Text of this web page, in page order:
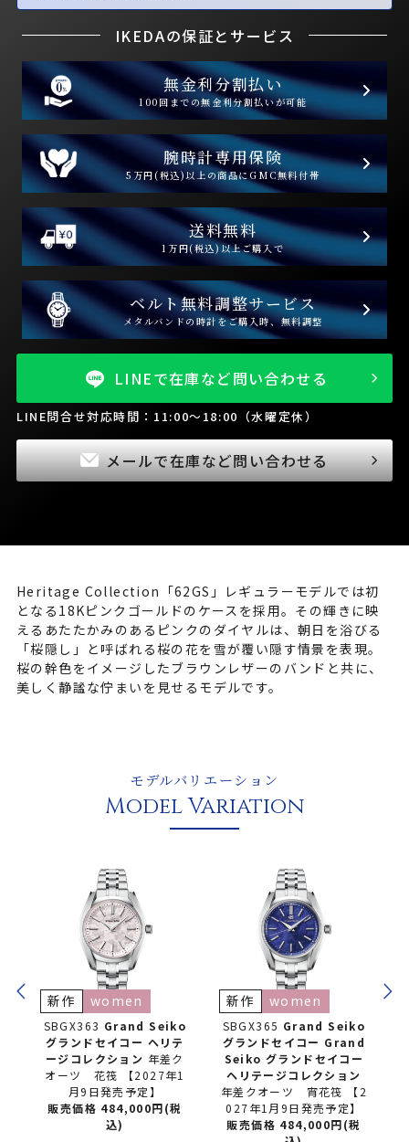
IKEDAの保証とサービス
無金利分割払い
100回までの無金利分割払いが可能
腕時計専用保険
5万円(税込)以上の商品にGMC無料付帯
送料無料
1万円(税込)以上ご購入で
ベルト無料調整サービス
メタルバンドの時計をご購入時、無料調整
LINEで在庫など問い合わせる
LINE問合せ対応時間：11:00～18:00（水曜定休）
メールで在庫など問い合わせる
Heritage Collection「62GS」レギュラーモデルでは初
となる18Kピンクゴールドのケースを採用。その輝きに映
えるあたたかみのあるピンクのダイヤルは、朝日を浴びる
「桜隠し」と呼ばれる桜の花を雪が覆い隠す情景を表現。
桜の幹色をイメージしたブラウンレザーのバンドと共に、
美しく静謐な佇まいを見せるモデルです。
モデルバリエーション
Model Variation
Grand Seiko
ランドセイコー ヘリテ
ジコレクション 年差ク
ーツ 花筏 【2027年1
月9日発売予定】
作 women
売価格 484,000円(税
SBGX365 Grand Seiko
グランドセイコー Grand
Seiko グランドセイコー
ヘリテージコレクション
年差クオーツ 宵花筏 【2
027年1月9日発売予定】
women
販売価格 484,000円(税
SBGA201
グランド
ージコレ
販売価